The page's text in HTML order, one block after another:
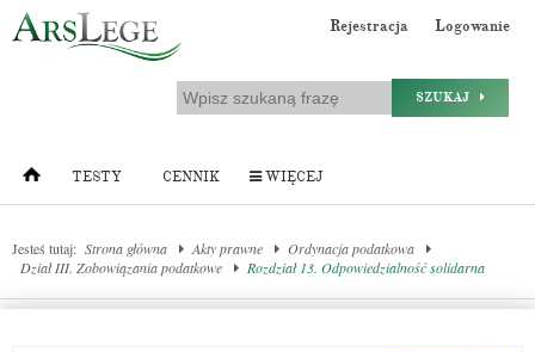
Rejestracja Logowanie
SZUKAJ
TESTY CENNIK WIĘCEJ
Jesteś tutaj: Strona główna Akty prawne
Ordynacja podatkowa
Dział III. Zobowiązania podatkowe
Rozdział 13. Odpowiedzialność solidarna